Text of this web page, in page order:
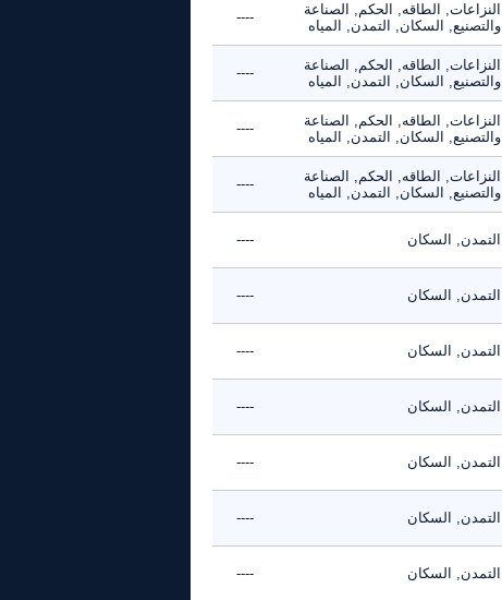
النزاعات, الطاقه, الحكم, الصناعة
والتصنيع, السكان, التمدن, المياه
----
النزاعات, الطاقه, الحكم, الصناعة
والتصنيع, السكان, التمدن, المياه
----
النزاعات, الطاقه, الحكم, الصناعة
والتصنيع, السكان, التمدن, المياه
----
النزاعات, الطاقه, الحكم, الصناعة
والتصنيع, السكان, التمدن, المياه
----
التمدن, السكان ----
التمدن, السكان ----
التمدن, السكان ----
التمدن, السكان ----
التمدن, السكان ----
التمدن, السكان ----
التمدن, السكان ----